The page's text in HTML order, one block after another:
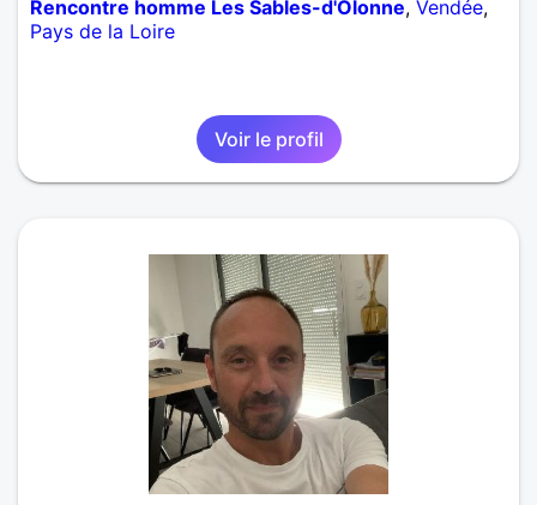
Rencontre homme Les Sables-d'Olonne, Vendée,
Pays de la Loire
Voir le profil